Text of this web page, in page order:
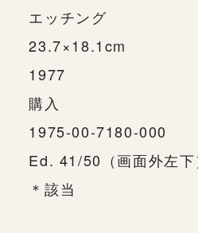
エッチング
23.7×18.1cm
1977
購入
1975-00-7180-000
Ed. 41/50（画面外左
＊該当